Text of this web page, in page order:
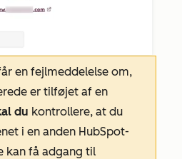
en fejlmeddelelse om,
er tilføjet af en
du kontrollere, at du
i en anden HubSpot-
kan få adgang til